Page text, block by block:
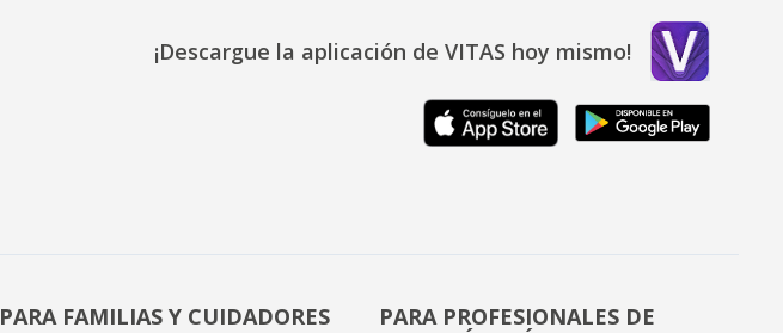
¡Descargue la aplicación de VITAS hoy mismo!
PARA FAMILIAS Y CUIDADORES
PARA PROFESIONALES DE